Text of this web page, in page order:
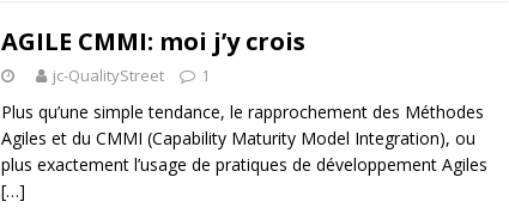
AGILE CMMI: moi j’y crois
jc-QualityStreet 1
Plus qu’une simple tendance, le rapprochement des Méthodes
Agiles et du CMMI (Capability Maturity Model Integration), ou
plus exactement l’usage de pratiques de développement Agiles
[…]